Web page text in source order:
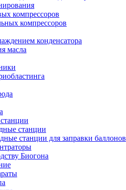
компрессоров
компрессоров
конденсатора
масла
станции
станции для заправки баллонов
Биогона